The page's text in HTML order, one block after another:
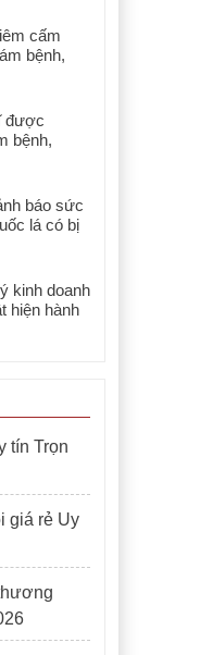
cấm
bệnh,
được
bệnh,
báo sức
lá có bị
kinh doanh
hiện hành
tín Trọn
giá rẻ Uy